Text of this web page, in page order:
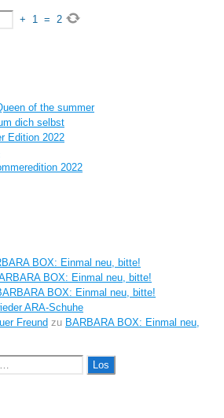
+ 1 = 2
of the summer
dich selbst
Edition 2022
2022
BOX: Einmal neu, bitte!
BOX: Einmal neu, bitte!
BOX: Einmal neu, bitte!
ARA-Schuhe
Freund zu BARBARA BOX: Einmal neu,